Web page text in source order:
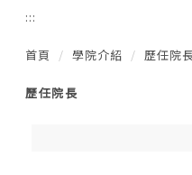
:::
首頁 學院介紹 歷任院
歷任院長